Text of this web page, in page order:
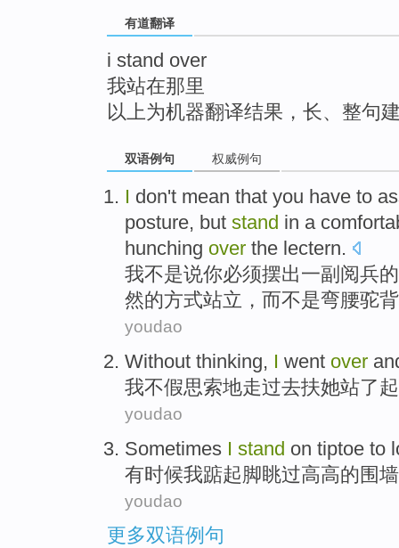
有道翻译
i stand over
我站在那里
以上为机器翻译结果，长、整句
双语例句 权威例句
I don't mean that you have to
posture, but stand in a
hunching over the lectern.
我不是说你必须摆出一副 阅兵的
然的方式站立 ， 而不是弯腰驼
youdao
Without thinking, I went over
我不假思索地走过去扶她站了
youdao
Sometimes I stand on tiptoe to
有时候我踮起脚眺过高高的 围
youdao
更多双语例句